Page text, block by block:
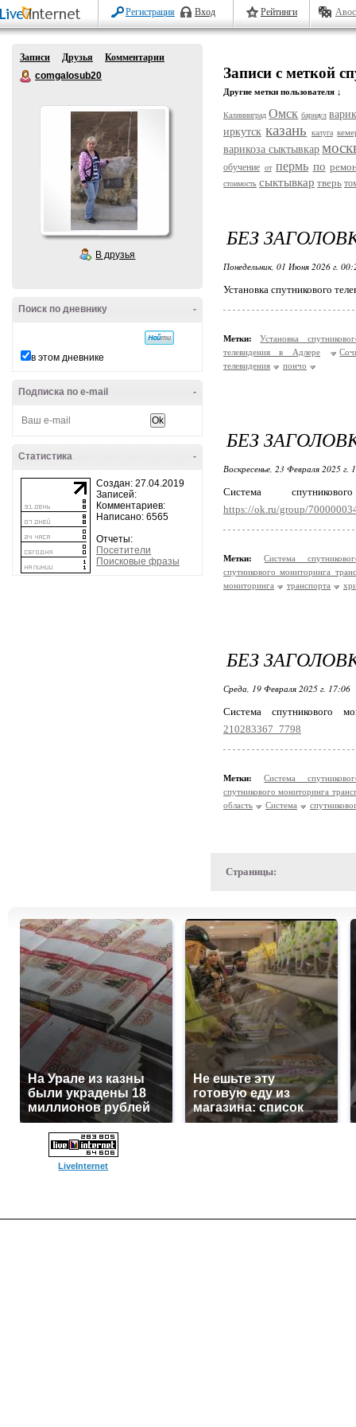
Регистрация Вход Рейтинги
Записи Друзья
Комментарии
comgalosub20
В друзья
-
Поиск по дневнику
в этом дневнике
-
Подписка по e-mail
-
Статистика
Создан: 27.04.2019
Записей:
Комментариев:
Написано: 6565
Отчеты:
Посетители
Поисковые фразы
Записи с меткой
Другие метки пользователя ↓
Калининград Омск барнаул
иркутск казань калуга
варикоза сыктывкар
обучение от пермь по
стоимость сыктывкар тверь
БЕЗ
Понедельник, 01 Июня 2026 г.
Установка спутникового
Метки:
Установка
телевидения в Адлере
телевидения
пончо
БЕЗ
Воскресенье, 23 Февраля 2025 г.
Система
https://ok.ru/group/
Метки:
Система
спутникового мониторинга
мониторинга
транспорта
БЕЗ
Среда, 19 Февраля 2025 г. 17:06
Система спутникового
210283367_7798
Метки:
Система
спутникового мониторинга
область
Система
Страницы:
На Урале из казны
были украдены 18
миллионов рублей
Не ешьте эту
готовую еду из
магазина: список
LiveInternet